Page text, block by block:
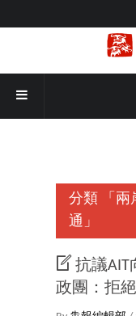
分類 「兩
通」
抗議AIT
政團：拒